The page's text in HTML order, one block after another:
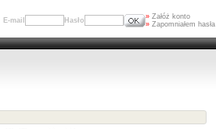
E-mail Hasło » Załóż konto
» Zapomniałem hasła